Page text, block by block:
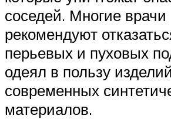
соседей. Многие врачи
рекомендуют
перьевых и пуховых
одеял в пользу
современных
материалов.